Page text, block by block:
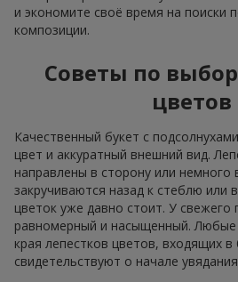
и экономите своё время на поиски
композиции.
Советы по
цветов
Качественный букет с
цвет и аккуратный внешний вид.
направлены в сторону или немного
закручиваются назад к стеблю
цветок уже давно стоит. У свежего
равномерный и насыщенный.
края лепестков цветов, входящих в
свидетельствуют о начале